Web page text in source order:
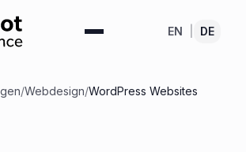
EN DE
/Webdesign/WordPress Websites